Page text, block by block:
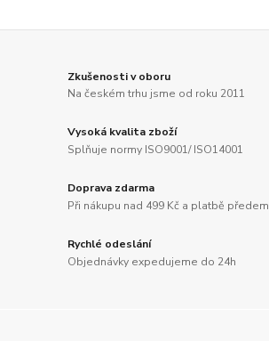
Zkušenosti v oboru
Na českém trhu jsme od roku 2011
Vysoká kvalita zboží
Splňuje normy ISO9001/ ISO14001
Doprava zdarma
Při nákupu nad 499 Kč a platbě předem
Rychlé odeslání
Objednávky expedujeme do 24h